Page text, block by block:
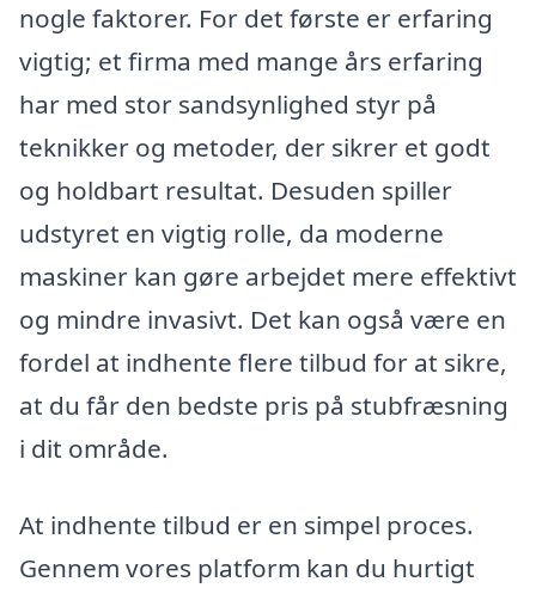
nogle faktorer. For det første er erfaring
vigtig; et firma med mange års erfaring
har med stor sandsynlighed styr på
teknikker og metoder, der sikrer et godt
og holdbart resultat. Desuden spiller
udstyret en vigtig rolle, da moderne
maskiner kan gøre arbejdet mere effektivt
og mindre invasivt. Det kan også være en
fordel at indhente flere tilbud for at sikre,
at du får den bedste pris på stubfræsning
i dit område.
At indhente tilbud er en simpel proces.
Gennem vores platform kan du hurtigt